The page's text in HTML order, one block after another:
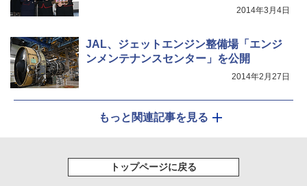
2014年3月4日
JAL、ジェットエンジン整備場「エンジ
ンメンテナンスセンター」を公開
2014年2月27日
もっと関連記事を見る
トップページに戻る